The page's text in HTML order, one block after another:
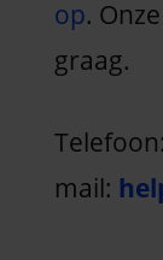
op.
graag.
Telefoon:
mail: